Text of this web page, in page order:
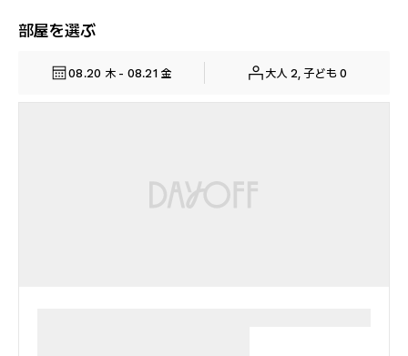
部屋を選ぶ
08.20 木 - 08.21 金 大人 2, 子ども 0